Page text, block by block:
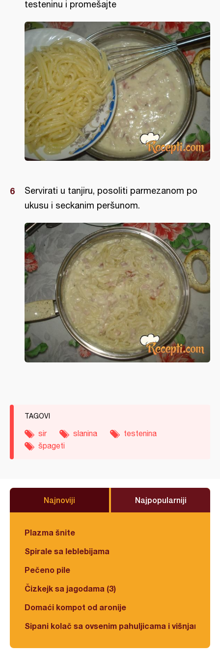
testeninu i promešajte
Servirati u tanjiru, posoliti parmezanom po
ukusu i seckanim peršunom.
TAGOVI
sir slanina
testenina
špageti
Najnoviji Najpopularniji
Plazma šnite
Spirale sa leblebijama
Pečeno pile
Čizkejk sa jagodama (3)
Domaći kompot od aronije
Sipani kolač sa ovsenim pahuljicama i višnjama